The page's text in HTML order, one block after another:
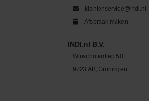
klantenservice@indi.nl
Afspraak maken
INDI.nl B.V.
Winschoterdiep 50
9723 AB, Groningen